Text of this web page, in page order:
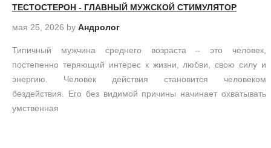
ТЕСТОСТЕРОН - ГЛАВНЫЙ МУЖСКОЙ СТИМУЛЯТОР
мая 25, 2026 by Андролог
Типичный мужчина среднего возраста – это человек,
постепенно теряющий интерес к жизни, любви, свою силу и
энергию. Человек действия становится человеком
бездействия. Его без видимой причины начинает охватывать
умственная